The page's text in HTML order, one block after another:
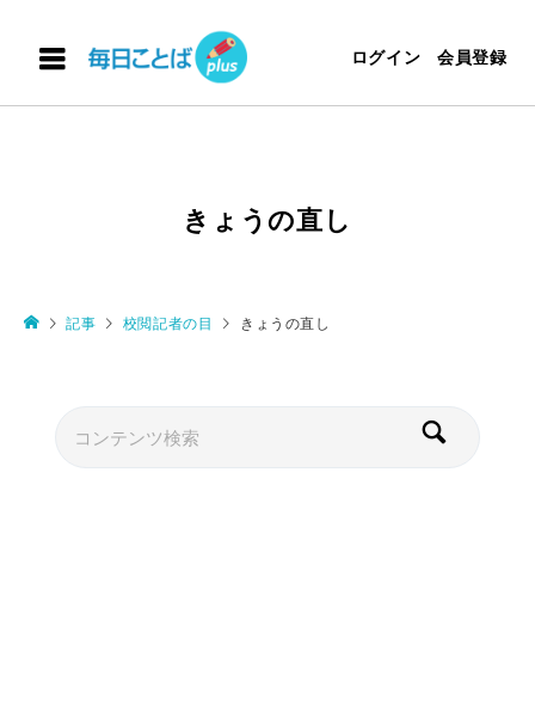
ログイン 会員登録
きょうの直し
記事 校閲記者の目 きょうの直し